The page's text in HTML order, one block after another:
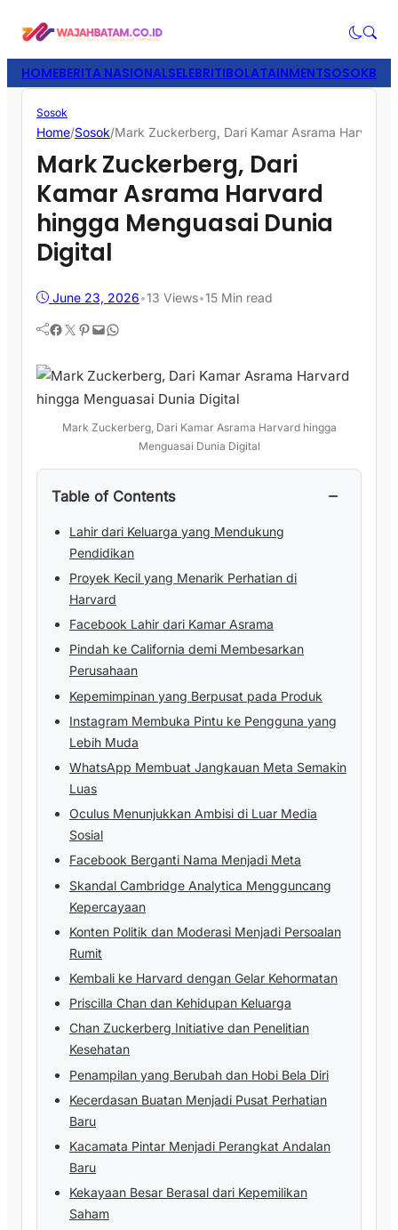
HOMEBERITA NASIONALSELEBRITIBOLATAINMENTSOSOK
Sosok
Home/Sosok/Mark Zuckerberg, Dari Kamar Asrama Harvard
Mark Zuckerberg, Dari
Kamar Asrama Harvard
hingga Menguasai Dunia
Digital
June 23, 2026•13 Views•15 Min read
Facebook Twitter Pinterest Mail WhatsApp
Mark Zuckerberg, Dari Kamar Asrama Harvard hingga
Menguasai Dunia Digital
Table of Contents −
Lahir dari Keluarga yang Mendukung
Pendidikan
Proyek Kecil yang Menarik Perhatian di
Harvard
Facebook Lahir dari Kamar Asrama
Pindah ke California demi Membesarkan
Perusahaan
Kepemimpinan yang Berpusat pada Produk
Instagram Membuka Pintu ke Pengguna yang
Lebih Muda
WhatsApp Membuat Jangkauan Meta Semakin
Luas
Oculus Menunjukkan Ambisi di Luar Media
Sosial
Facebook Berganti Nama Menjadi Meta
Skandal Cambridge Analytica Mengguncang
Kepercayaan
Konten Politik dan Moderasi Menjadi Persoalan
Rumit
Kembali ke Harvard dengan Gelar Kehormatan
Priscilla Chan dan Kehidupan Keluarga
Chan Zuckerberg Initiative dan Penelitian
Kesehatan
Penampilan yang Berubah dan Hobi Bela Diri
Kecerdasan Buatan Menjadi Pusat Perhatian
Baru
Kacamata Pintar Menjadi Perangkat Andalan
Baru
Kekayaan Besar Berasal dari Kepemilikan
Saham